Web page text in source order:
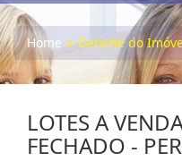
Home Detalhe do
LOTES A
FECHADO -